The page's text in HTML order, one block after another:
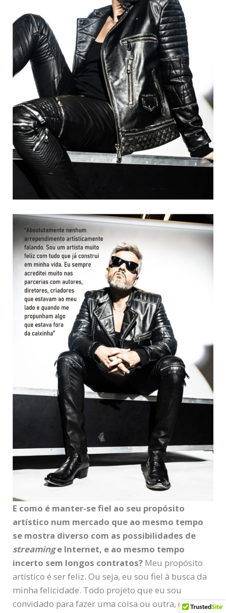
E como é manter-se fiel ao seu propósito
artístico num mercado que ao mesmo tempo
se mostra diverso com as possibilidades de
streaminge Internet, e ao mesmo tempo
incerto sem longos contratos? Meu propósito
artístico é ser feliz. Ou seja, eu sou fiel à busca da
minha felicidade. Todo projeto que eu sou
convidado para fazer uma coisa ou outra, como